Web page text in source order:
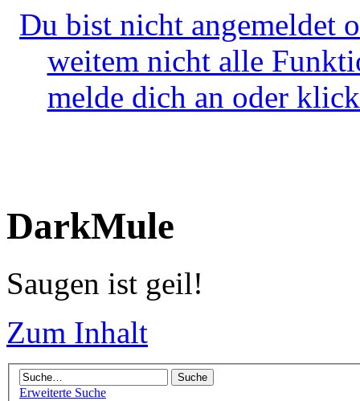
Du bist nicht angemeldet
weitem nicht alle
melde dich an oder
DarkMule
Saugen ist geil!
Zum Inhalt
Erweiterte Suche